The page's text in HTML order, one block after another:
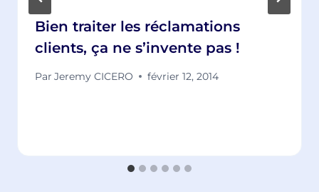
Bien traiter les réclamations
clients, ça ne s’invente pas !
Par Jeremy CICERO février 12, 2014